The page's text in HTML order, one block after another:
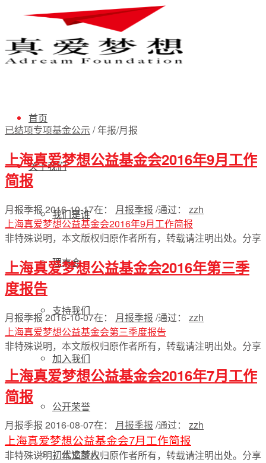
首页
关于我们
我们是谁
理事会
支持我们
加入我们
公开荣誉
初代追梦人
已结项专项基金公示 /年报/月报
上海真爱梦想公益基金会2016年9月工作
简报
月报季报2016-10-17在： 月报季报 /通过： zzh
上海真爱梦想公益基金会2016年9月工作简报
非特殊说明，本文版权归原作者所有，转载请注明出处。 分享
上海真爱梦想公益基金会2016年第三季
度报告
月报季报2016-10-07在： 月报季报 /通过： zzh
上海真爱梦想公益基金会第三季度报告
非特殊说明，本文版权归原作者所有，转载请注明出处。 分享
上海真爱梦想公益基金会2016年7月工作
简报
月报季报 2016-08-07在： 月报季报 /通过： zzh
上海真爱梦想公益基金会7月工作简报
非特殊说明，本文版权归原作者所有，转载请注明出处。 分享